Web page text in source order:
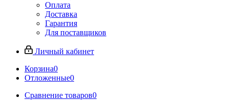
Оплата
Доставка
Гарантия
Для поставщиков
Личный кабинет
Корзина0
Отложенные0
Сравнение товаров0